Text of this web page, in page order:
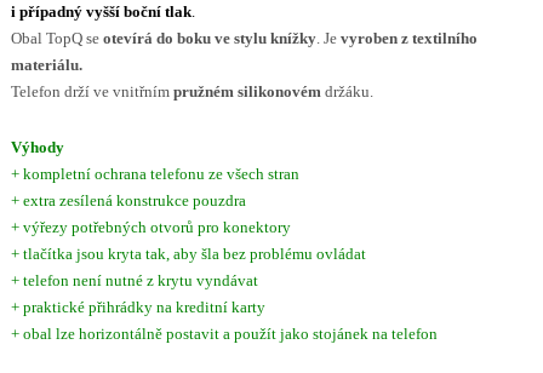
i případný vyšší boční tlak.
Obal TopQ se otevírá do boku ve stylu knížky. Jevyroben z textilního
materiálu.
Telefon drží ve vnitřnímpružném silikonovém držáku.
Výhody
+ kompletní ochrana telefonu ze všech stran
+ extra zesílená konstrukce pouzdra
+ výřezy potřebných otvorů pro konektory
+ tlačítka jsou kryta tak, aby šla bez problému ovládat
+ telefon není nutné z krytu vyndávat
+ praktické přihrádky na kreditní karty
+ obal lze horizontálně postavit a použít jako stojánek na telefon